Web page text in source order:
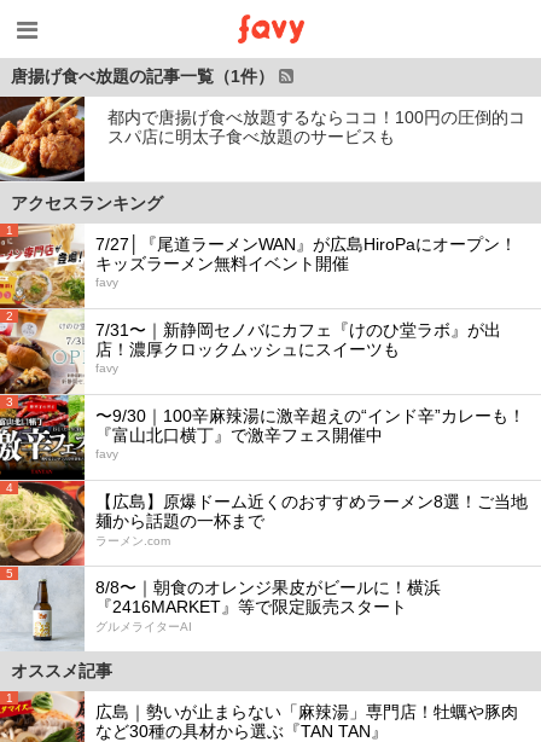
唐揚げ食べ放題の記事一覧（1件）
都内で唐揚げ食べ放題するならココ！100円の圧倒的コ
スパ店に明太子食べ放題のサービスも
アクセスランキング
1
7/27│『尾道ラーメンWAN』が広島HiroPaにオープン！
キッズラーメン無料イベント開催
favy
2
7/31〜｜新静岡セノバにカフェ『けのひ堂ラボ』が出
店！濃厚クロックムッシュにスイーツも
favy
3
〜9/30｜100辛麻辣湯に激辛超えの“インド辛”カレーも！
『富山北口横丁』で激辛フェス開催中
favy
4
【広島】原爆ドーム近くのおすすめラーメン8選！ご当地
麺から話題の一杯まで
ラーメン.com
5
8/8〜｜朝食のオレンジ果皮がビールに！横浜
『2416MARKET』等で限定販売スタート
グルメライターAI
オススメ記事
1
広島｜勢いが止まらない「麻辣湯」専門店！牡蠣や豚肉
など30種の具材から選ぶ『TAN TAN』